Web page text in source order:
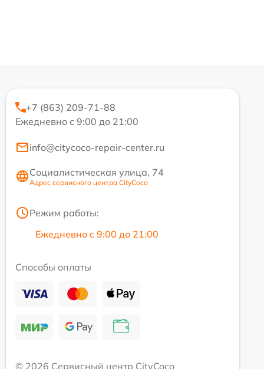
+7 (863) 209-71-88
Ежедневно с 9:00 до 21:00
info@citycoco-repair-center.ru
Социалистическая улица, 74
Адрес сервисного центра CityCoco
Режим работы:
Ежедневно с 9:00 до 21:00
Способы оплаты
© 2026 Сервисный центр CityCoco